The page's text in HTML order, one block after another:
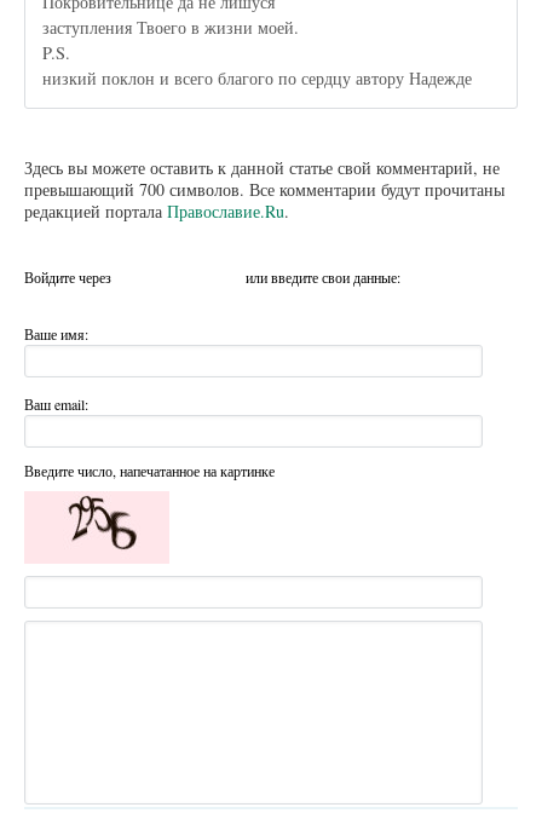
заступления Твоего в жизни моей.
P.S.
низкий поклон и всего благого по сердцу автору Надежде
Здесь вы можете оставить к данной статье свой комментарий, не
превышающий 700 символов. Все комментарии будут прочитаны
редакцией портала Православие.Ru.
Войдите через или введите свои данные:
Ваше имя:
Ваш email:
Введите число, напечатанное на картинке